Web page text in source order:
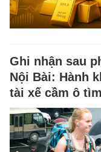
Ghi nhận sau
Nội Bài: Hành
tài xế cầm ô